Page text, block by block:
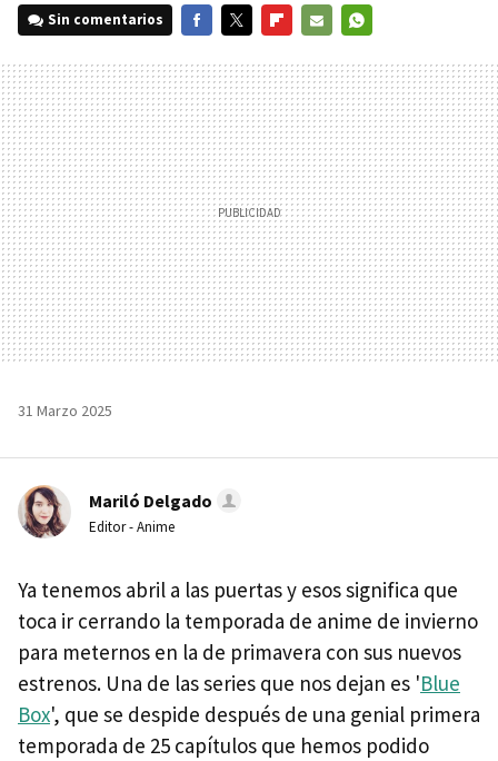
Sin comentarios
MAIL
31 Marzo 2025
Mariló Delgado
Editor - Anime
Ya tenemos abril a las puertas y esos significa que
toca ir cerrando la temporada de anime de invierno
para meternos en la de primavera con sus nuevos
estrenos. Una de las series que nos dejan es 'Blue
Box', que se despide después de una genial primera
temporada de 25 capítulos que hemos podido